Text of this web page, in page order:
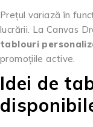
Prețul variază în
lucrării. La Canvas
tablouri
promoțiile active.
Idei de